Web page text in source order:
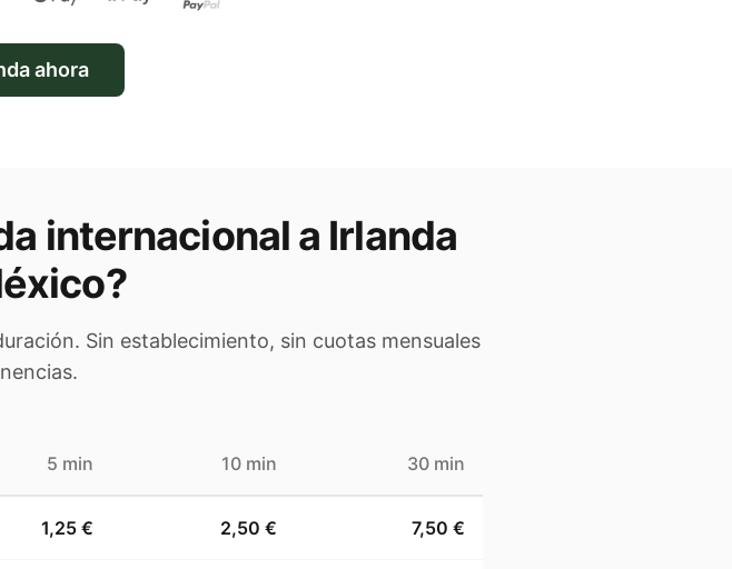
ahora
internacional a Irlanda
?
Sin establecimiento, sin cuotas mensuales
5 min 10 min 30 min
1,25 € 2,50 € 7,50 €